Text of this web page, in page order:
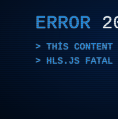
ERROR
THIS
HLS.JS FATAL